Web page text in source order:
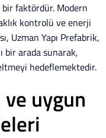
faktördür. Modern
kontrolü ve enerji
Uzman Yapı Prefabrik,
bir arada sunarak,
hedeflemektedir.
ve uygun